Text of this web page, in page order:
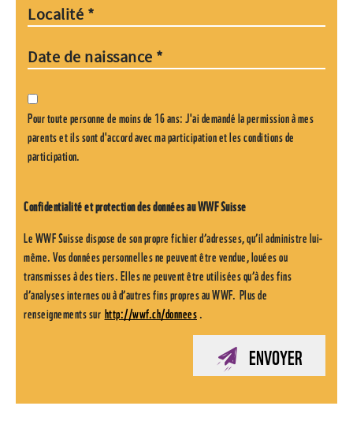
Localité *
Date de naissance *
Pour toute personne de moins de 16 ans: J'ai demandé la permission à mes
parents et ils sont d'accord avec ma participation et les conditions de
participation.
Confidentialité et protection des données au WWF Suisse
Le WWF Suisse dispose de son propre fichier d’adresses, qu’il administre lui-
même. Vos données personnelles ne peuvent être vendue, louées ou
transmisses à des tiers. Elles ne peuvent être utilisées qu’à des fins
d’analyses internes ou à d’autres fins propres au WWF. Plus de
renseignements sur http://wwf.ch/donnees.
ENVOYER